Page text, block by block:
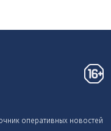
оперативных новостей